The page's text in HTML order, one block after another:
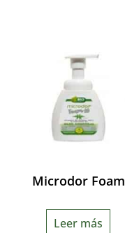
Microdor Foam
Leer más